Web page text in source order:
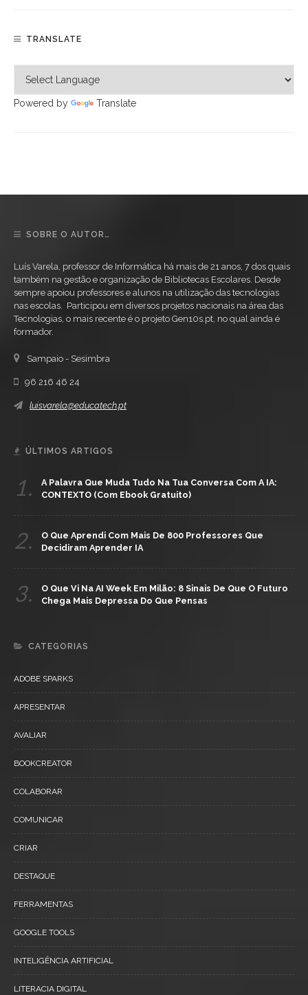
TRANSLATE
Powered by Translate
SOBRE O AUTOR…
Luís Varela, professor de Informática há mais de 21 anos, 7 dos quais
também na gestão e organização de Bibliotecas Escolares. Desde
sempre apoiou professores e alunos na utilização das tecnologias
nas escolas. Participou em diversos projetos nacionais na área das
Tecnologias, o mais recente é o projeto Gen10s.pt, no qual ainda é
formador.
Sampaio - Sesimbra
96 216 46 24
luisvarela@educatech.pt
ÚLTIMOS ARTIGOS
1.
A Palavra Que Muda Tudo Na Tua Conversa Com A IA:
CONTEXTO (com Ebook Gratuito)
2.
O Que Aprendi Com Mais De 800 Professores Que
Decidiram Aprender IA
3.
O Que Vi Na AI Week Em Milão: 8 Sinais De Que O Futuro
Chega Mais Depressa Do Que Pensas
CATEGORIAS
ADOBE SPARKS
APRESENTAR
AVALIAR
BOOKCREATOR
COLABORAR
COMUNICAR
CRIAR
DESTAQUE
FERRAMENTAS
GOOGLE TOOLS
INTELIGÊNCIA ARTIFICIAL
LITERACIA DIGITAL